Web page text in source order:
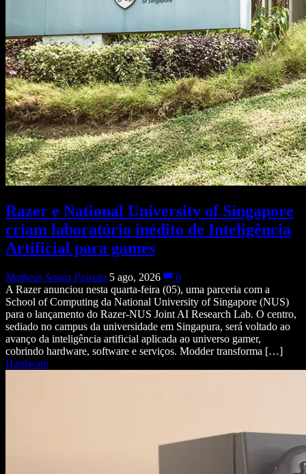
Razer e National University of Singapore
criam laboratório inédito de Inteligência
Artificial para games
Matheus Souza Peixoto 5 ago, 2026
0
A Razer anunciou nesta quarta-feira (05), uma parceria com a
School of Computing da National University of Singapore (NUS)
para o lançamento do Razer-NUS Joint AI Research Lab. O centro,
sediado no campus da universidade em Singapura, será voltado ao
avanço da inteligência artificial aplicada ao universo gamer,
cobrindo hardware, software e serviços. Modder transforma […]
Hardware